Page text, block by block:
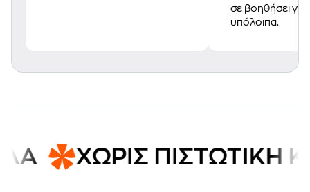
σε βοηθήσει για
υπόλοιπα.
ΧΩΡΙΣ ΠΙΣΤΩΤΙΚΗ ΚΑΡΤΑ